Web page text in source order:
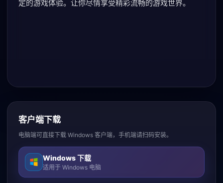
定的游戏体验。让你尽情享受精彩流畅的游戏世界。
客户端下载
电脑端可直接下载 Windows 客户端，手机端请扫码安装。
Windows 下载
适用于 Windows 电脑